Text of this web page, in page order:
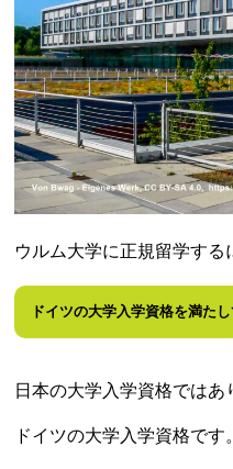
ウルム大学に正規留学する
ドイツの大学入学資格を満た
日本の大学入学資格ではあ
ドイツの大学入学資格です。